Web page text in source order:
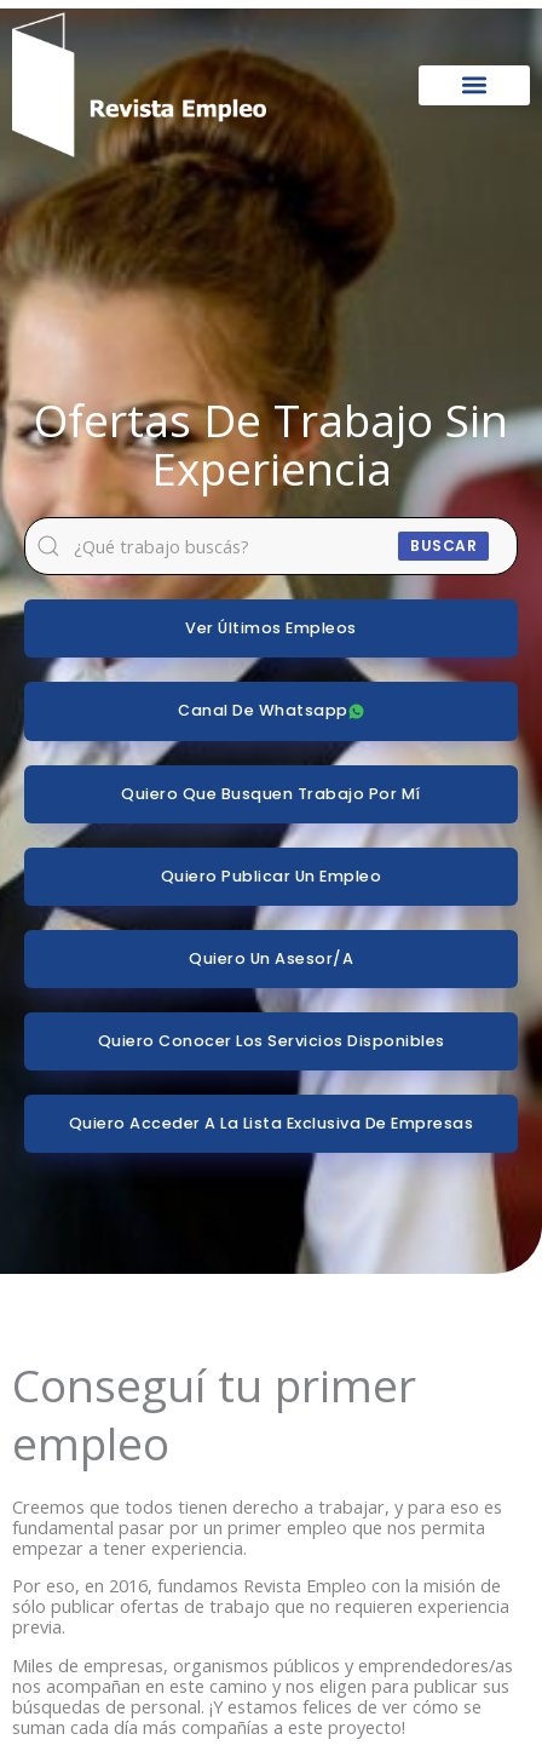
Ir
Ofertas De Trabajo Sin
Experiencia
BUSCAR
Ver Últimos Empleos
Canal De Whatsapp
Quiero Que Busquen Trabajo Por Mí
Quiero Publicar Un Empleo
Quiero Un Asesor/a
Quiero Conocer Los Servicios Disponibles
Quiero Acceder A La Lista Exclusiva De Empresas
Conseguí tu primer
empleo
Creemos que todos tienen derecho a trabajar, y para eso es
fundamental pasar por un primer empleo que nos permita
empezar a tener experiencia.
Por eso, en 2016, fundamos Revista Empleo con la misión de
sólo publicar ofertas de trabajo que no requieren experiencia
previa.
Miles de empresas, organismos públicos y emprendedores/as
nos acompañan en este camino y nos eligen para publicar sus
búsquedas de personal. ¡Y estamos felices de ver cómo se
suman cada día más compañías a este proyecto!